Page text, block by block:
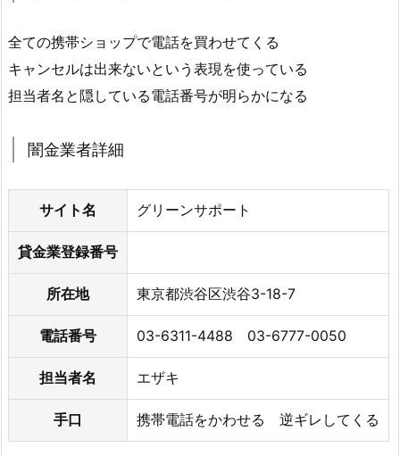
全ての携帯ショップで電話を買わせてくる
キャンセルは出来ないという表現を使っている
担当者名と隠している電話番号が明らかになる
闇金業者詳細
サイト名 グリーンサポート
貸金業登録番号
所在地 東京都渋谷区渋谷3-18-7
電話番号 03-6311-4488 03-6777-0050
担当者名 エザキ
手口 携帯電話をかわせる 逆ギレしてくる